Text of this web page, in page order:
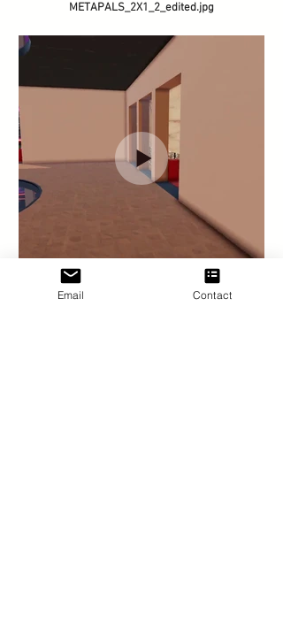
METAPALS_2X1_2_edited.jpg
Email Contact